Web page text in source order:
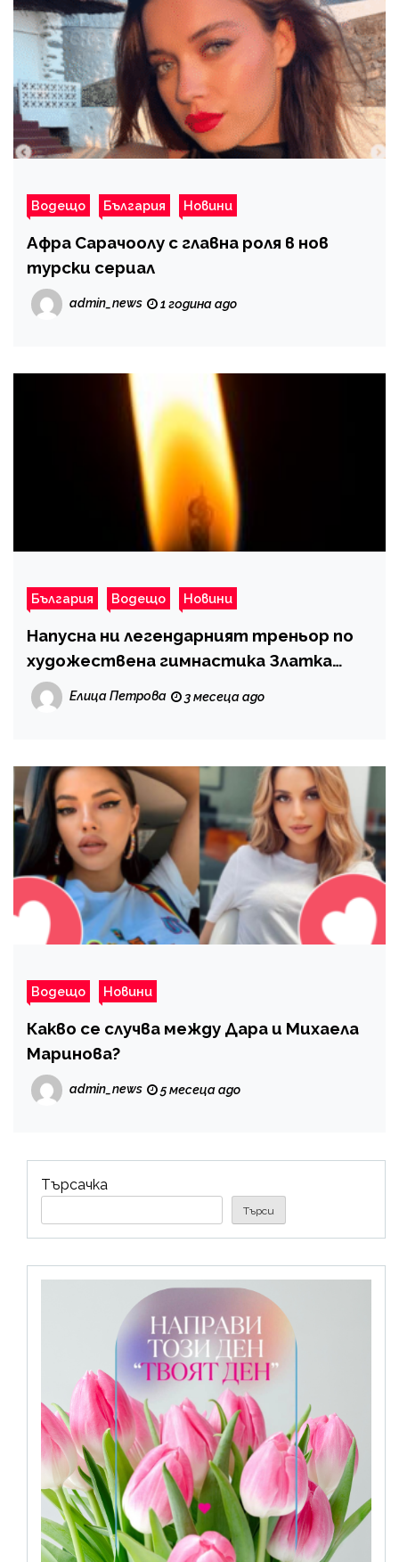
Водещо България Новини
Афра Сарачоолу с главна роля в нов
турски сериал
admin_news 1 година ago
България Водещо Новини
Напусна ни легендарният треньор по
художествена гимнастика Златка
Бончева
Елица Петрова 3 месеца ago
Водещо Новини
Какво се случва между Дара и Михаела
Маринова?
admin_news 5 месеца ago
Търсачка
Търси